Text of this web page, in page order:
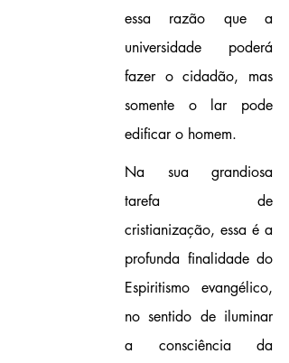
essa razão que a
universidade poderá
fazer o cidadão, mas
somente o lar pode
edificar o homem.
Na sua grandiosa
tarefa de
cristianização, essa é a
profunda finalidade do
Espiritismo evangélico,
no sentido de iluminar
a consciência da